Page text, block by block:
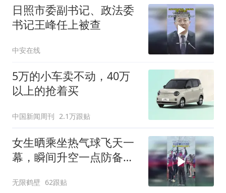
日照市委副书记、政法委
书记王峰任上被查
中安在线
5万的小车卖不动，40万
以上的抢着买
中国新闻周刊 2.1万跟贴
女生晒乘坐热气球飞天一
幕，瞬间升空一点防备都
无限鹤壁 62跟贴